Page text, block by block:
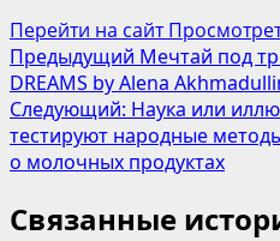
Перейти на сайт
Навигация
записи
Предыдущий Мечтай под
DREAMS by Alena
Следующий: Наука или
тестируют народные
о молочных продуктах
Связанные